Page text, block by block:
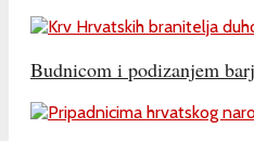
Budnicom i podizanjem